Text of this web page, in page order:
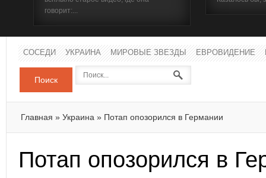
говорит:...
СОСЕДИ УКРАИНА МИРОВЫЕ ЗВЕЗДЫ ЕВРОВИДЕНИЕ
Поиск
Главная » Украина » Потап опозорился в Германии
Потап опозорился в